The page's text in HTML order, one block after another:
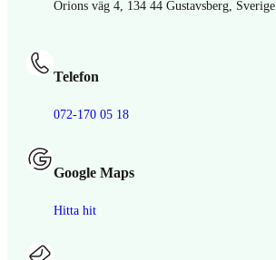
Orions väg 4, 134 44 Gustavsberg, Sverige
Telefon
072-170 05 18
Google Maps
Hitta hit